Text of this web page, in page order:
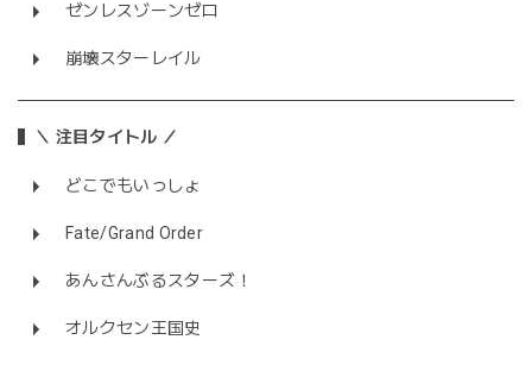
ゼンレスゾーンゼロ
崩壊スターレイル
＼ 注目タイトル ／
どこでもいっしょ
Fate/Grand Order
あんさんぶるスターズ！
オルクセン王国史